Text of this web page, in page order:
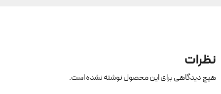
نظرات
هیچ دیدگاهی برای این محصول نوشته نشده است.